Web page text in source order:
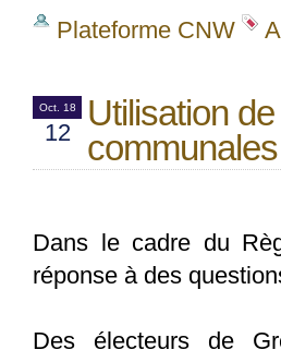
Plateforme CNW
Oct. 18
12
Utilisation
Dans le cadre du
réponse à des
Des électeurs de